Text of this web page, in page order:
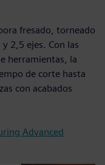
fresado, torneado
2,5 ejes. Con las
herramientas, la
de corte hasta
con acabados
Advanced